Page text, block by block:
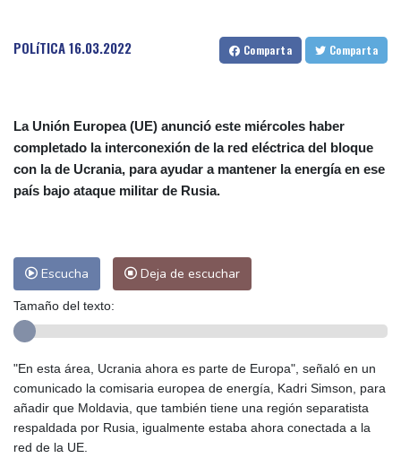
España amenaza a Italia con "medidas" si no pone fin a los
POLíTICA16.03.2022 Comparta Comparta
La Unión Europea (UE) anunció este miércoles haber
completado la interconexión de la red eléctrica del bloque
con la de Ucrania, para ayudar a mantener la energía en ese
país bajo ataque militar de Rusia.
Escucha Deja de escuchar
Tamaño del texto:
"En esta área, Ucrania ahora es parte de Europa", señaló en un
comunicado la comisaria europea de energía, Kadri Simson, para
añadir que Moldavia, que también tiene una región separatista
respaldada por Rusia, igualmente estaba ahora conectada a la
red de la UE.